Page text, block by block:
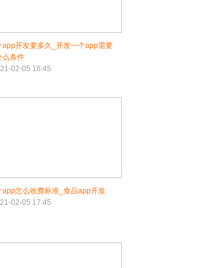
app开发要多久_开发一个app需要
么条件
02-05 16:45
app怎么收费标准_食品app开发
02-05 17:45